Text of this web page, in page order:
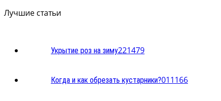
Лучшие статьи
Укрытие роз на зиму221479
Когда и как обрезать кустарники?011166